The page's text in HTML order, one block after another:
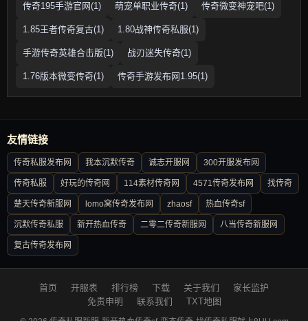
传奇195手游官网(1) 萌宠单职业传奇(1) 传奇微变神宠吧(1)
1.85王者传奇复古(1) 1.80战神传奇私服(1)
手游传奇英雄合击版(1) 战刃迷失传奇(1)
1.76版本微变传奇(1) 传奇手游发布网1.95(1)
友情链接
传奇私服发布网 我本沉默传奇 诚志开服网 300开服发布网
传奇私服 好玩的传奇网 114素材传奇网 4571传奇发布网 找传奇
楚天传奇新服网 lomo窝传奇发布网 zhaosf 热血传奇sf
沉默传奇私服 新开热血传奇 二零二传奇新服网 八当传奇新服网
复古传奇发布网
首页 开服表 排行榜 下载 关于我们
家长监护
免责申明
联系我们 TXT地图